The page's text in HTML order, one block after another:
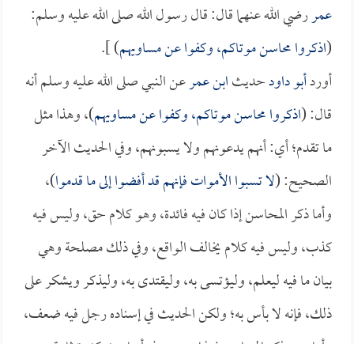
عمررضي الله عنهما قال: قال رسول الله صلى الله عليه وسلم:
(اذكروا محاسن موتاكم، وكفوا عن مساويهم) ].
أوردأبو داودحديثابن عمرعن النبي صلى الله عليه وسلم أنه
قال: (اذكروا محاسن موتاكم، وكفوا عن مساويهم)، وهذا مثل
ما تقدم؛ أي: أنهم يدعونهم ولا يسبونهم، وفي الحديث الآخر
الصحيح: (لا تسبوا الأموات فإنهم قد أفضوا إلى ما قدموا)،
وأما ذكر المحاسن إذا كان فيه فائدة، وهو كلام حق، وليس فيه
كذب، وليس فيه كلام يخالف الواقع، وفي ذلك مصلحة وهي
بيان ما فيه ليعلم، وليؤتسى به، وليقتدى به، وليذكر ويشكر على
ذلك، فإنه لا بأس به؛ ولكن الحديث في إسناده رجل فيه ضعف،